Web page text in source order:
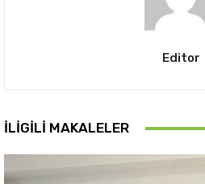
Editor
İLIGILI MAKALELER